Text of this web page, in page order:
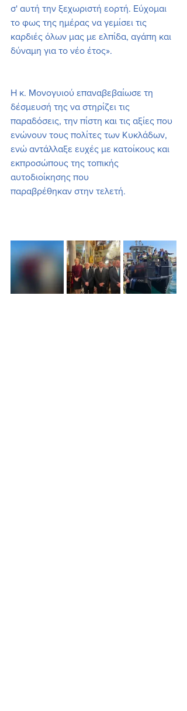
σ' αυτή την ξεχωριστή εορτή. Εύχομαι
το φως της ημέρας να γεμίσει τις
καρδιές όλων μας με ελπίδα, αγάπη και
δύναμη για το νέο έτος».
Η κ. Μονογυιού επαναβεβαίωσε τη
δέσμευσή της να στηρίζει τις
παραδόσεις, την πίστη και τις αξίες που
ενώνουν τους πολίτες των Κυκλάδων,
ενώ αντάλλαξε ευχές με κατοίκους και
εκπροσώπους της τοπικής
αυτοδιοίκησης που
παραβρέθηκαν στην τελετή.